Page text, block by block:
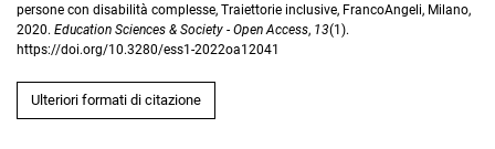
persone con disabilità complesse, Traiettorie inclusive, FrancoAngeli, Milano,
2020. Education Sciences & Society - Open Access, 13(1).
https://doi.org/10.3280/ess1-2022oa12041
Ulteriori formati di citazione